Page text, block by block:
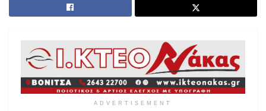
ADVERTISEMENT